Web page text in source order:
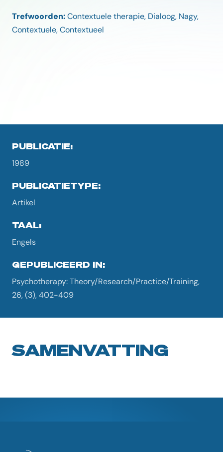
Trefwoorden:Contextuele therapie, Dialoog, Nagy,
Contextuele, Contextueel
PUBLICATIE:
1989
PUBLICATIETYPE:
Artikel
TAAL:
Engels
GEPUBLICEERD IN:
Psychotherapy: Theory/Research/Practice/Training,
26, (3), 402-409
SAMENVATTING